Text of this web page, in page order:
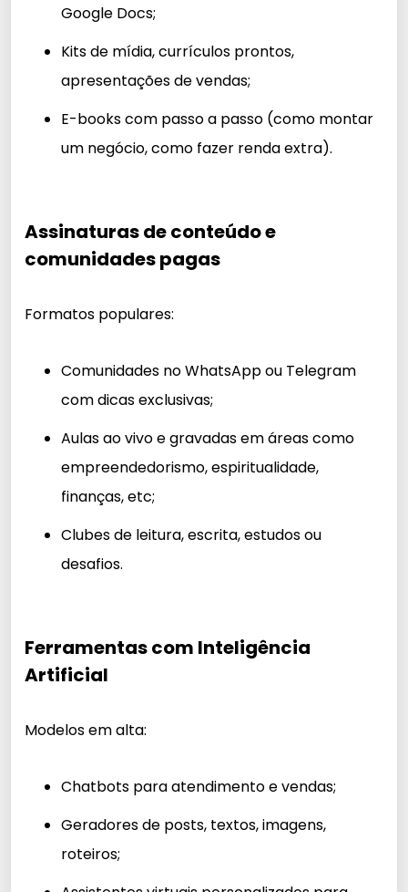
Google Docs;
Kits de mídia, currículos prontos,
apresentações de vendas;
E-books com passo a passo (como montar
um negócio, como fazer renda extra).
Assinaturas de conteúdo e
comunidades pagas
Formatos populares:
Comunidades no WhatsApp ou Telegram
com dicas exclusivas;
Aulas ao vivo e gravadas em áreas como
empreendedorismo, espiritualidade,
finanças, etc;
Clubes de leitura, escrita, estudos ou
desafios.
Ferramentas com Inteligência
Artificial
Modelos em alta:
Chatbots para atendimento e vendas;
Geradores de posts, textos, imagens,
roteiros;